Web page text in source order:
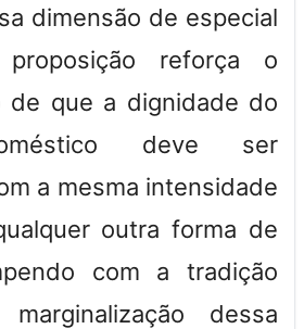
dimensão de especial
reforça o
de que a dignidade do
deve ser
a mesma intensidade
outra forma de
com a tradição
dessa